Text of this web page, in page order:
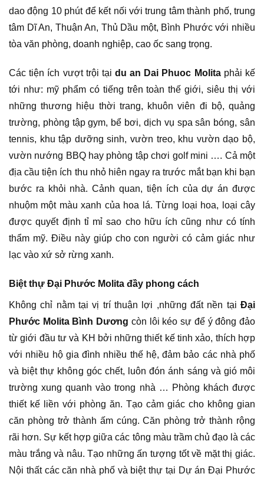
dao động 10 phút để kết nối với trung tâm thành phố, trung
tâm Dĩ An, Thuận An, Thủ Dầu một, Bình Phước với nhiều
tòa văn phòng, doanh nghiệp, cao ốc sang trọng.
Các tiện ích vượt trội tại du an Dai Phuoc Molitaphải kế
tới như: mỹ phẩm có tiếng trên toàn thế giới, siêu thị với
những thương hiệu thời trang, khuôn viên đi bộ, quảng
trường, phòng tập gym, bể bơi, dịch vụ spa sân bóng, sân
tennis, khu tập dưỡng sinh, vườn treo, khu vườn dạo bộ,
vườn nướng BBQ hay phòng tập chơi golf mini …. Cả một
địa cầu tiện ích thu nhỏ hiên ngay ra trước mắt bạn khi bạn
bước ra khỏi nhà. Cảnh quan, tiện ích của dự án được
nhuộm một màu xanh của hoa lá. Từng loại hoa, loại cây
được quyết định tỉ mỉ sao cho hữu ích cũng như có tính
thẩm mỹ. Điều này giúp cho con người có cảm giác như
lạc vào xứ sở rừng xanh.
Biệt thự Đại Phước Molita đầy phong cách
Không chỉ nằm tại vị trí thuận lợi ,những đất nền tại Đại
Phước Molita Bình Dương còn lôi kéo sự để ý đông đảo
từ giới đầu tư và KH bởi những thiết kế tinh xảo, thích hợp
với nhiều hộ gia đình nhiều thế hệ, đảm bảo các nhà phố
và biệt thự không góc chết, luôn đón ánh sáng và gió môi
trường xung quanh vào trong nhà … Phòng khách được
thiết kế liền với phòng ăn. Tạo cảm giác cho không gian
căn phòng trở thành ấm cúng. Căn phòng trở thành rộng
rãi hơn. Sự kết hợp giữa các tông màu trầm chủ đạo là các
màu trắng và nâu. Tạo những ấn tượng tốt về mặt thị giác.
Nội thất các căn nhà phố và biệt thự tại Dự án Đại Phước